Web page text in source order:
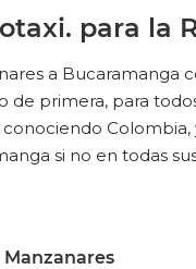
para la
a
primera, para
si no en todas